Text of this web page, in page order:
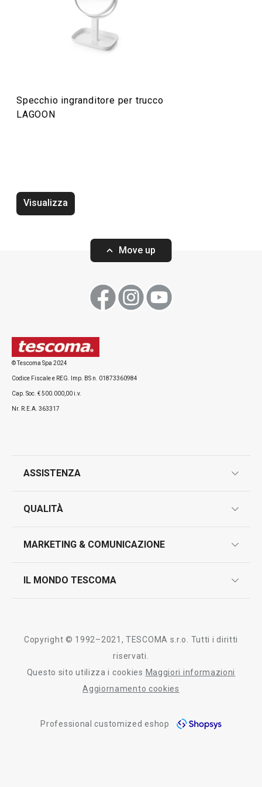
Tutti i prodotti della linea LAGOON
Specchio ingranditore per trucco
LAGOON
Visualizza
Move up
© Tescoma Spa 2024
Codice Fiscale e REG. Imp. BS n. 01873360984
Cap. Soc. € 500.000,00 i.v.
Nr. R.E.A. 363317
ASSISTENZA
contatti
QUALITÀ
test sui prodotti
MARKETING & COMUNICAZIONE
IL MONDO TESCOMA
Tescoma nel mondo
informativa whistleblowing
Copyright © 1992–2021, TESCOMA s.r.o. Tutti i diritti
riservati.
Questo sito utilizza i cookies Maggiori informazioni
Aggiornamento cookies
Professional customized eshop